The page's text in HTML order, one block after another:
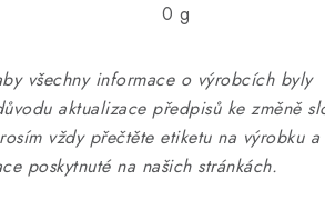
0 g
všechny informace o výrobcích byly
aktualizace předpisů ke změně
vždy přečtěte etiketu na výrobku a
poskytnuté na našich stránkách.